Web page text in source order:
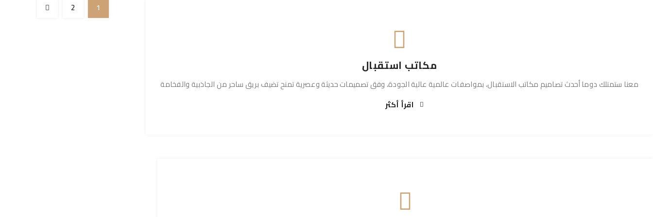
مكاتب استقبال
معنا ستمتلك دوما أحدث تصاميم مكاتب الاستقبال، بمواصفات عالمية عالية الجودة، وفق تصميمات حديثة وعصرية تمنح تضيف بريق ساحر من الجاذبية والفخامة
اقرأ أكثر
1
2